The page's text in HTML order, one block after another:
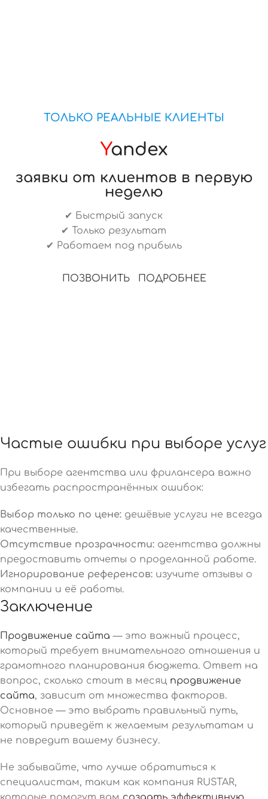
ТОЛЬКО РЕАЛЬНЫЕ КЛИЕНТЫ
Yandex
заявки от клиентов в первую
неделю
✔ Быстрый запуск
✔ Только результат
✔ Работаем под прибыль
ПОЗВОНИТЬ ПОДРОБНЕЕ
Частые ошибки при выборе услуг
При выборе агентства или фрилансера важно
избегать распространённых ошибок:
Выбор только по цене: дешёвые услуги не всегда
качественные.
Отсутствие прозрачности: агентства должны
предоставить отчеты о проделанной работе.
Игнорирование референсов: изучите отзывы о
компании и её работы.
Заключение
Продвижение сайта — это важный процесс,
который требует внимательного отношения и
грамотного планирования бюджета. Ответ на
вопрос, сколько стоит в месяц продвижение
сайта, зависит от множества факторов.
Основное — это выбрать правильный путь,
который приведёт к желаемым результатам и
не повредит вашему бизнесу.
Не забывайте, что лучше обратиться к
специалистам, таким как компания RUSTAR,